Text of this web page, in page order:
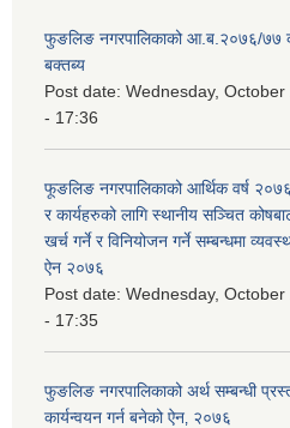
फुङलिङ नगरपालिकाको आ.ब.२०७६/७७
बक्तब्य
Post date: Wednesday, October
- 17:36
फूङलिङ नगरपालिकाको आर्थिक वर्ष
र कार्यहरुको लागि स्थानीय सञ्चित
खर्च गर्ने र विनियोजन गर्ने सम्बन्धमा
ऐन २०७६
Post date: Wednesday, October
- 17:35
फुङलिङ नगरपालिकाको अर्थ सम्बन्धी
कार्यन्वयन गर्न बनेको ऐन‚ २०७६